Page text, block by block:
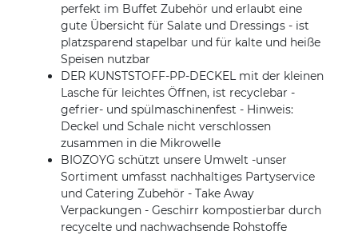
perfekt im Buffet Zubehör und erlaubt eine
gute Übersicht für Salate und Dressings - ist
platzsparend stapelbar und für kalte und heiße
Speisen nutzbar
DER KUNSTSTOFF-PP-DECKEL mit der kleinen
Lasche für leichtes Öffnen, ist recyclebar -
gefrier- und spülmaschinenfest - Hinweis:
Deckel und Schale nicht verschlossen
zusammen in die Mikrowelle
BIOZOYG schützt unsere Umwelt -unser
Sortiment umfasst nachhaltiges Partyservice
und Catering Zubehör - Take Away
Verpackungen - Geschirr kompostierbar durch
recycelte und nachwachsende Rohstoffe